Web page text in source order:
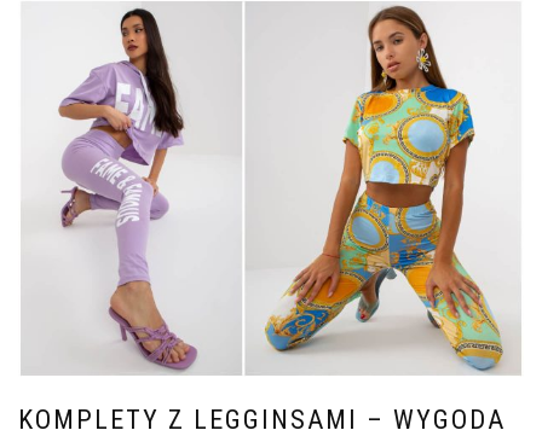
KOMPLETY Z LEGGINSAMI – WYGODA